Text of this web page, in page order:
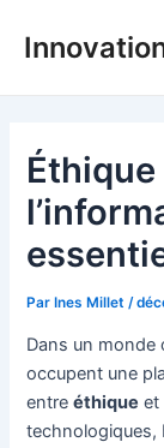
ParInes Millet /
Dans un monde
occupent une
entreéthique et
technologiques,